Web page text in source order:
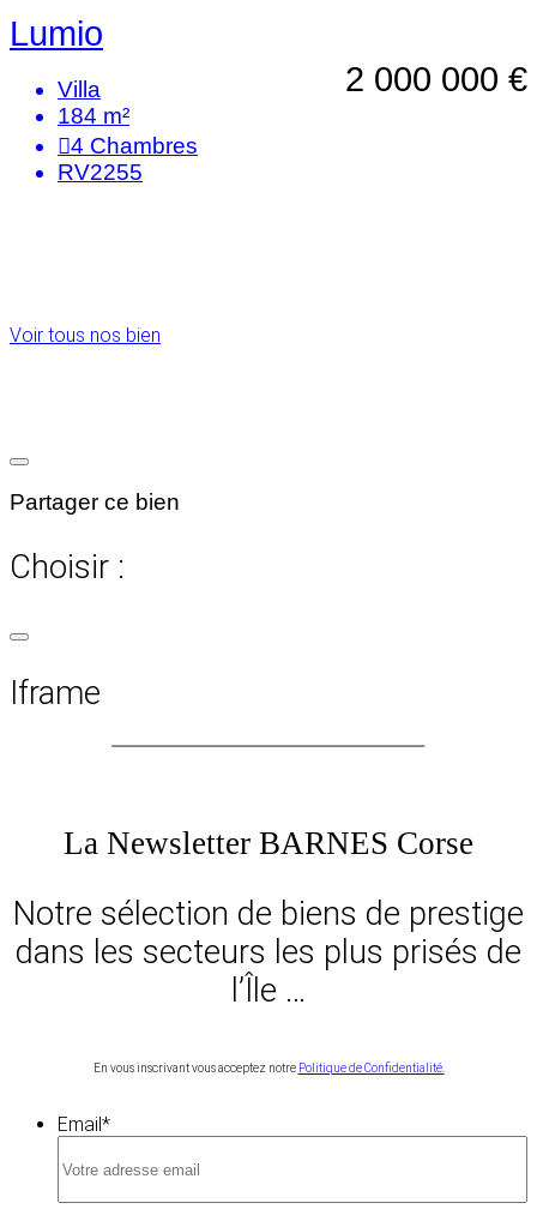
Lumio
2 000 000 €
Villa
184 m²
4 Chambres
RV2255
Voir tous nos bien
Partager ce bien
Choisir :
Iframe
La Newsletter BARNES Corse
Notre sélection de biens de prestige
dans les secteurs les plus prisés de
l’Île …
En vous inscrivant vous acceptez notre Politique de Confidentialité.
Email*